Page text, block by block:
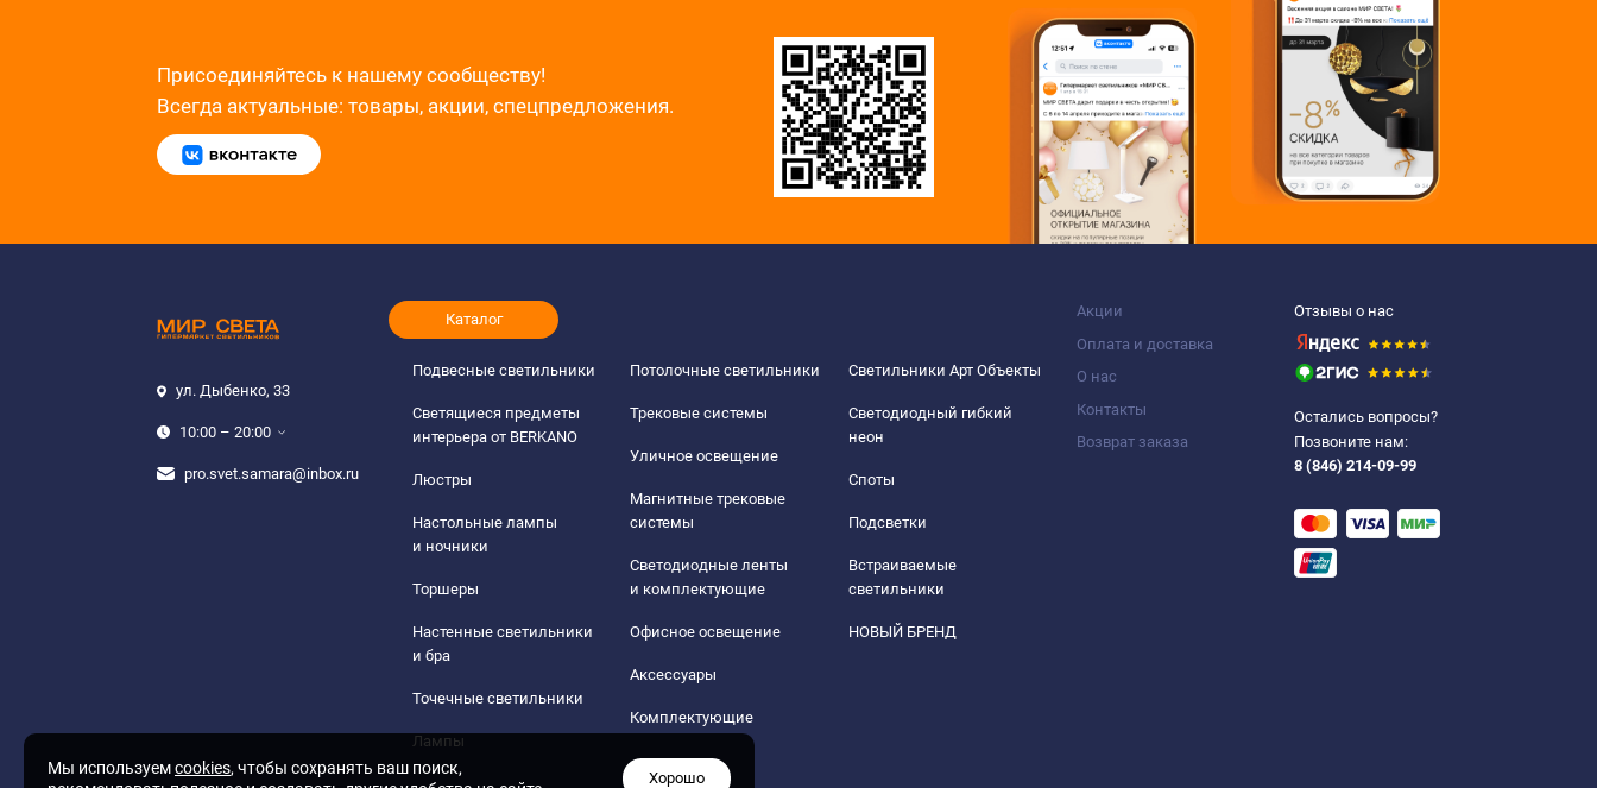
Присоединяйтесь к нашему сообществу!
Всегда актуальные: товары, акции, спецпредложения.
ул. Дыбенко, 33
10:00 – 20:00
pro.svet.samara@inbox.ru
Акции
Оплата и доставка
О нас
Контакты
Возврат заказа
Каталог
Подвесные светильники
Светящиеся предметы
интерьера от BERKANO
Люстры
Настольные лампы
и ночники
Торшеры
Настенные светильники
и бра
Точечные светильники
Лампы
Потолочные светильники
Трековые системы
Уличное освещение
Магнитные трековые
системы
Светодиодные ленты
и комплектующие
Офисное освещение
Аксессуары
Комплектующие
Светильники Арт Объекты
Светодиодный гибкий
неон
Споты
Подсветки
Встраиваемые
светильники
НОВЫЙ БРЕНД
Отзывы о нас
Остались вопросы?
Позвоните нам:
8 (846) 214-09-99
Мы используемcookies, чтобы сохранять ваш поиск,
Хорошо